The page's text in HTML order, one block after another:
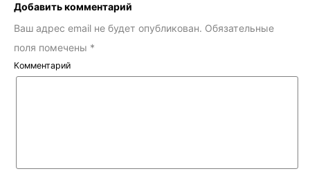
Добавить комментарий
Ваш адрес email не будет опубликован. Обязательные
поля помечены *
Комментарий